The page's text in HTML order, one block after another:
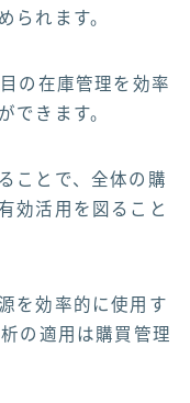
られます。
の在庫管理を効率
できます。
ことで、全体の購
効活用を図ること
を効率的に使用す
の適用は購買管理